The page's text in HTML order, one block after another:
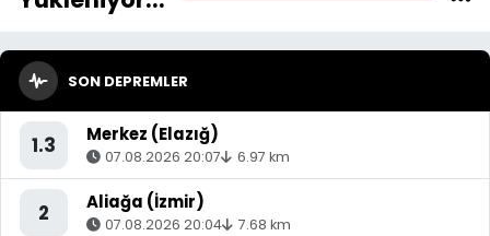
SON DEPREMLER
1.3 Merkez (Elazığ)
07.08.2026 20:07 6.97 km
2 Aliağa (İzmir)
07.08.2026 20:04 7.68 km